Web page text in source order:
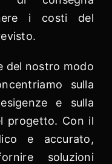
i costi del
del nostro modo
sulla
e sulla
progetto. Con il
e accurato,
soluzioni